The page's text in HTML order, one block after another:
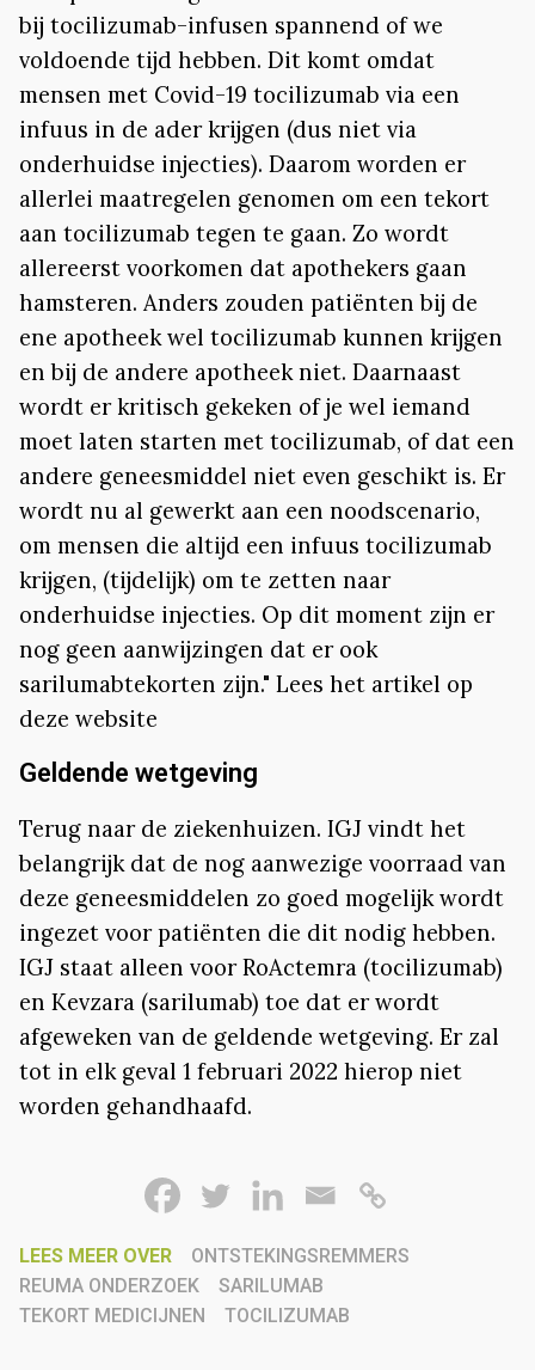
bij tocilizumab-infusen spannend of we
voldoende tijd hebben. Dit komt omdat
mensen met Covid-19 tocilizumab via een
infuus in de ader krijgen (dus niet via
onderhuidse injecties). Daarom worden er
allerlei maatregelen genomen om een tekort
aan tocilizumab tegen te gaan. Zo wordt
allereerst voorkomen dat apothekers gaan
hamsteren. Anders zouden patiënten bij de
ene apotheek wel tocilizumab kunnen krijgen
en bij de andere apotheek niet. Daarnaast
wordt er kritisch gekeken of je wel iemand
moet laten starten met tocilizumab, of dat een
andere geneesmiddel niet even geschikt is. Er
wordt nu al gewerkt aan een noodscenario,
om mensen die altijd een infuus tocilizumab
krijgen, (tijdelijk) om te zetten naar
onderhuidse injecties. Op dit moment zijn er
nog geen aanwijzingen dat er ook
sarilumabtekorten zijn." Lees het artikel op
deze website
Geldende wetgeving
Terug naar de ziekenhuizen. IGJ vindt het
belangrijk dat de nog aanwezige voorraad van
deze geneesmiddelen zo goed mogelijk wordt
ingezet voor patiënten die dit nodig hebben.
IGJ staat alleen voor RoActemra (tocilizumab)
en Kevzara (sarilumab) toe dat er wordt
afgeweken van de geldende wetgeving. Er zal
tot in elk geval 1 februari 2022 hierop niet
worden gehandhaafd.
LEES MEER OVER
ONTSTEKINGSREMMERS
REUMA ONDERZOEK
SARILUMAB
TEKORT MEDICIJNEN
TOCILIZUMAB